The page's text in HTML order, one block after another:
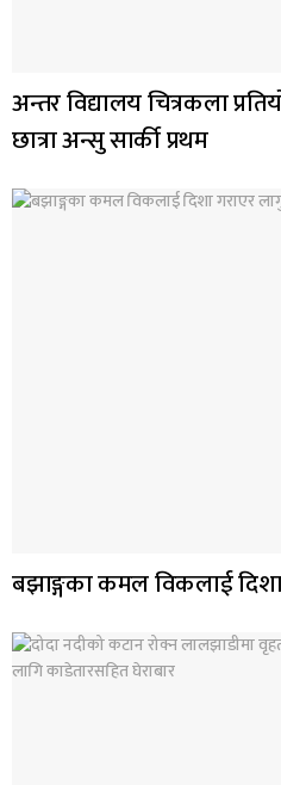
अन्तर विद्यालय चित्रकला
छात्रा अन्सु सार्की प्रथम
बझाङ्गका कमल विकलाई